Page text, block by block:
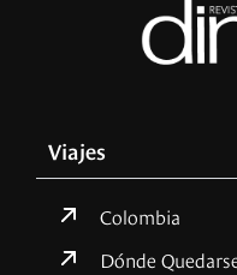
Viajes
Colombia
Dónde